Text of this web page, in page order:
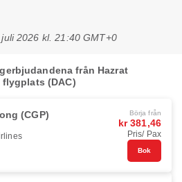
2026 kl. 21:40 GMT+0
från Hazrat
(DAC)
(CGP) Börja från
kr 381,46
Pris/ Pax
Bok